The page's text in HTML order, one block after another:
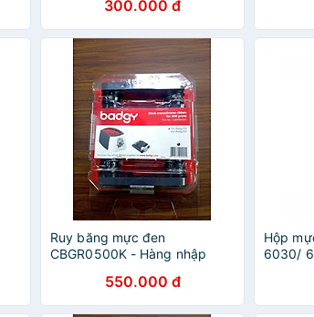
L4150/L4160/L6160/L6170/L6190/
hàng nhập khẩu.
300.000 đ
L200,
L310,
L361,
L405,
L555,
nhập
Ruy băng mực đen
CBGR0500K - Hàng nhập
550.000 đ
Hộp
6030/